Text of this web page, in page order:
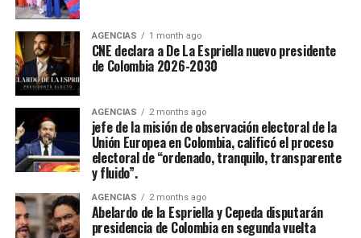
AGENCIAS 1 month ago
CNE declara a De La Espriella nuevo presidente
de Colombia 2026-2030
AGENCIAS 2 months ago
jefe de la misión de observación electoral de la
Unión Europea en Colombia, calificó el proceso
electoral de “ordenado, tranquilo, transparente
y fluido”.
AGENCIAS 2 months ago
Abelardo de la Espriella y Cepeda disputarán
presidencia de Colombia en segunda vuelta